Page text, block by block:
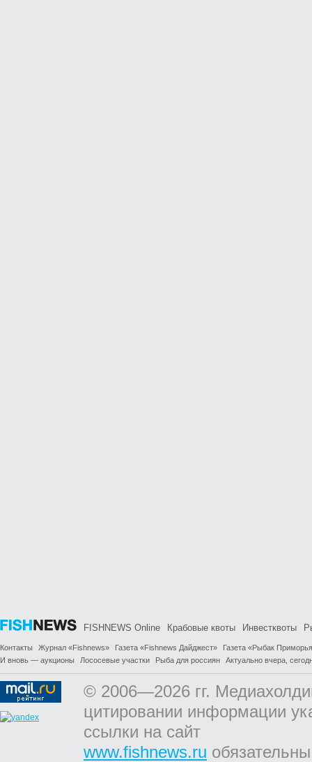
FISHNEWS Online Крабовые квоты Инвестквоты
Контакты Журнал «Fishnews» Газета «Fishnews Дайджест»
Газета «Рыбак
И вновь — аукционы
Лососевые участки Рыба для россиян Актуально вчера,
© 2006—2026 гг.
цитировании информации
ссылки на сайт
www.fishnews.ru